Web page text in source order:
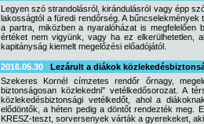
Legyen szó strandolásról, kirándulásról vagy épp
lakosságtól a füredi rendőrség. A
a partra, miközben a nyaralóházat is megfelelően
értéket nem vigyünk, vagy ha ez elkerülhetetlen,
kapitányság kiemelt megelőzési előadójától.
2016.05.30
Lezárult a diákok
Szekeres Kornél címzetes rendőr őrnagy,
biztonságosan közlekedni" vetélkedősorozat. A
közlekedésbiztonsági vetélkedőt, ahol a
elődöntők, a héten pedig a döntőt rendezték meg.
KRESZ-teszt, sorversenyek várták a gyerekeket,